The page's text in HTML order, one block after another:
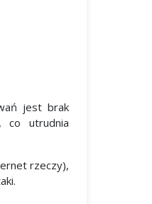
jest brak
co utrudnia
rzeczy),